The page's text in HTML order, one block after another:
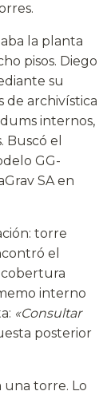
la planta
pisos. Diego
su
de archivística
internos,
el
GG-
SA en
torre
el
cobertura
interno
«Consultar
posterior
una torre. Lo